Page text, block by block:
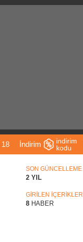
18 İndirim
İstasyonu
Önerileri
indirim
kodu
SON GÜNCELLEME
2 YIL
GİRİLEN İÇERİKLER
8 HABER